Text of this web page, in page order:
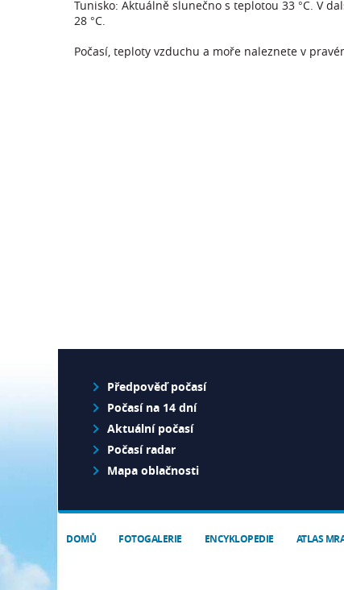
Tunisko: Aktuálně slunečno s teplotou 33 °C. V
28 °C.
Počasí, teploty vzduchu a moře naleznete v
Předpověď počasí
Počasí na 14 dní
Aktuální počasí
Počasí radar
Mapa oblačnosti
DOMŮ FOTOGALERIE ENCYKLOPEDIE ATLAS